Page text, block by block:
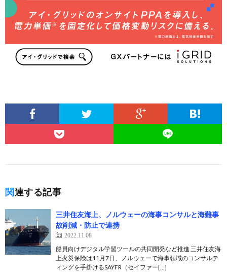
関連する記事
三井住友海上、ノルウェーの海事コンサルと海難事
故削減・防止で連携
2022.11.08
船員向けデジタル学習ツールの共同開発など推進 三井住友海
上火災保険は11月7日、ノルウェーで海事領域のコンサルテ
ィングを手掛けるSAYFR（セイファー[…]